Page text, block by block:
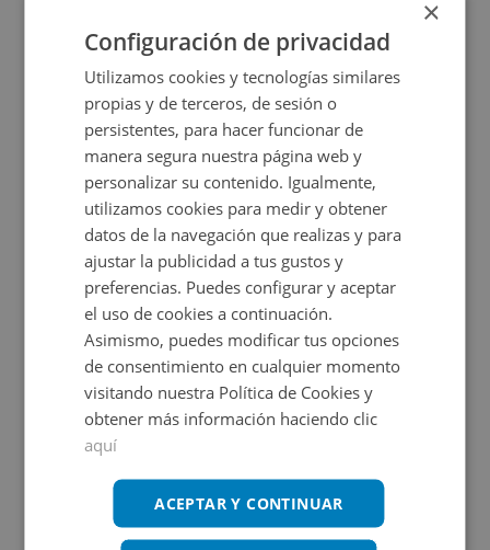
Cl Mestizaje -, 28922 Alcorcon - Madrid
Impuestos no incluidos
4 inmuebles disponibles
4.500€
+ 9m2
×
Configuración de privacidad
Utilizamos cookies y tecnologías similares
propias y de terceros, de sesión o
persistentes, para hacer funcionar de
manera segura nuestra página web y
personalizar su contenido. Igualmente,
utilizamos cookies para medir y obtener
datos de la navegación que realizas y para
ajustar la publicidad a tus gustos y
preferencias. Puedes configurar y aceptar
el uso de cookies a continuación.
Asimismo, puedes modificar tus opciones
de consentimiento en cualquier momento
visitando nuestra Política de Cookies y
obtener más información haciendo clic
aquí
ACEPTAR Y CONTINUAR